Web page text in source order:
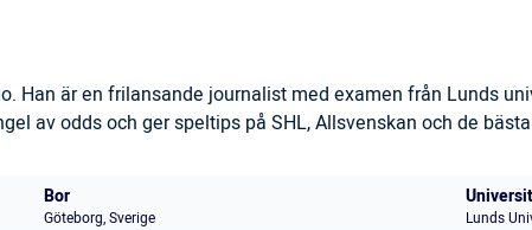
Han är en frilansande journalist med examen från Lunds
av odds och ger speltips på SHL, Allsvenskan och de
Bor
Göteborg, Sverige Lunds